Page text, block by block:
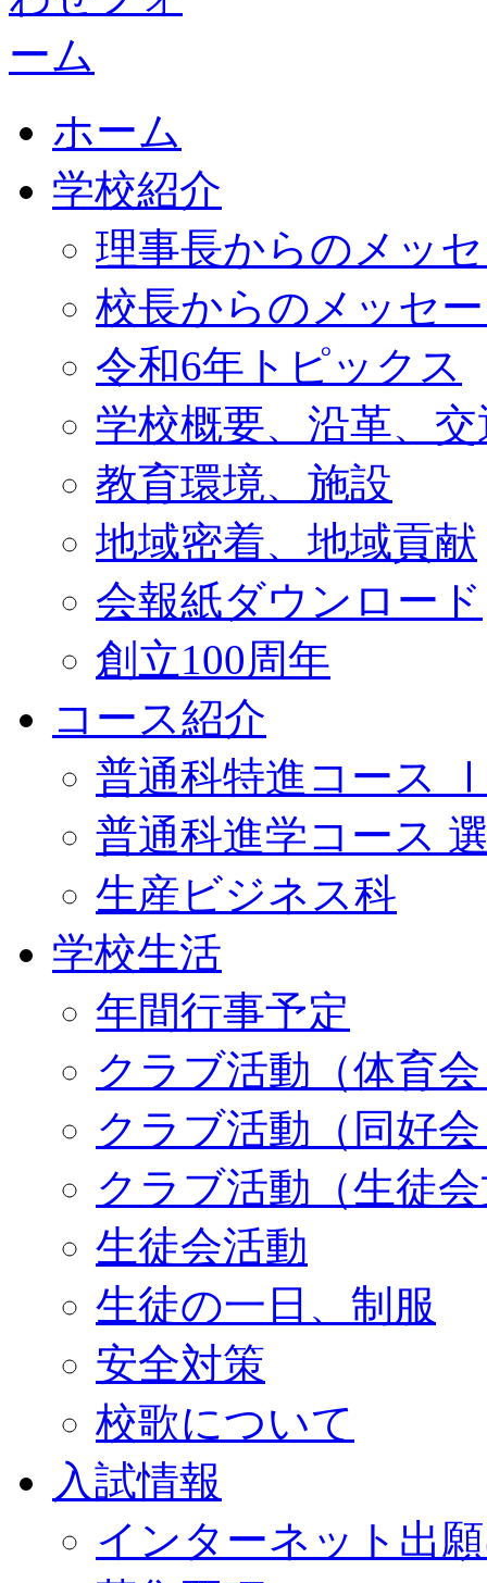
ホーム
学校紹介
理事長からのメッ
校長からのメッセ
令和6年トピックス
学校概要、沿革、
教育環境、施設
地域密着、地域貢献
会報紙ダウンロード
創立100周年
コース紹介
普通科特進コース
普通科進学コース
生産ビジネス科
学校生活
年間行事予定
クラブ活動（体育
クラブ活動（同好
クラブ活動（生徒
生徒会活動
生徒の一日、制服
安全対策
校歌について
入試情報
インターネット出